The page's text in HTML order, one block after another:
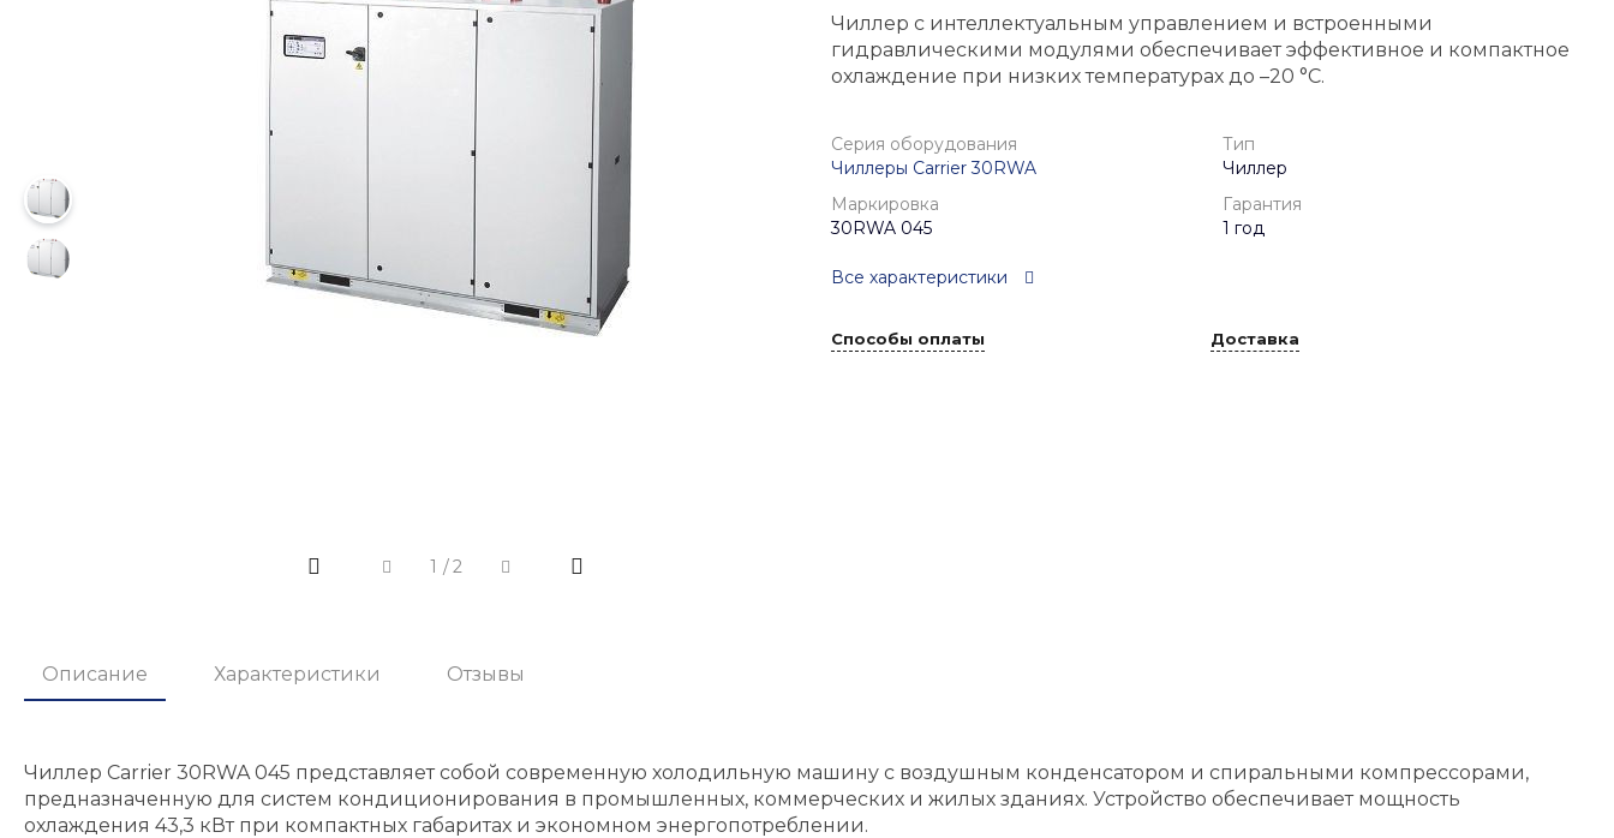
1 /2
Чиллер с интеллектуальным управлением и встроенными
гидравлическими модулями обеспечивает эффективное и компактное
охлаждение при низких температурах до –20 °С.
Серия оборудования
Чиллеры Carrier 30RWA
Тип
Чиллер
Маркировка
30RWA 045
Гарантия
1 год
Все характеристики
Способы оплаты Доставка
Описание Характеристики Отзывы
Чиллер Carrier 30RWA 045 представляет собой современную холодильную машину с воздушным конденсатором и спиральными компрессорами,
предназначенную для систем кондиционирования в промышленных, коммерческих и жилых зданиях. Устройство обеспечивает мощность
охлаждения 43,3 кВт при компактных габаритах и экономном энергопотреблении.